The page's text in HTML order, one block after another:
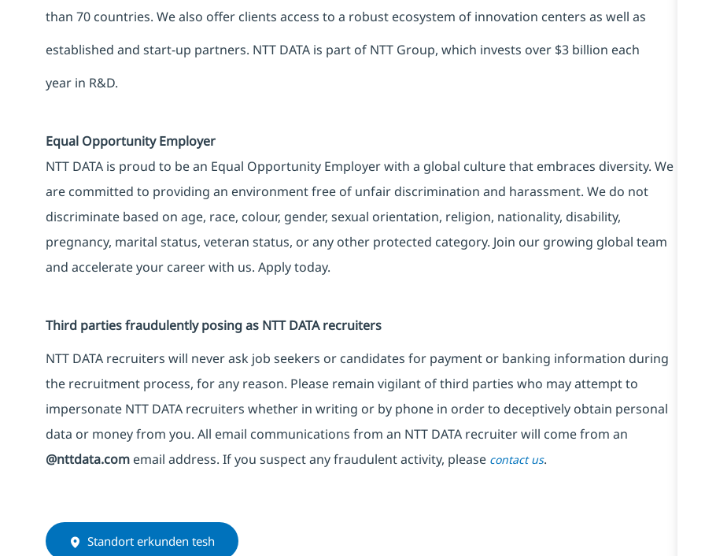
than 70 countries. We also offer clients access to a robust ecosystem of innovation centers as well as
established and start-up partners. NTT DATA is part of NTT Group, which invests over $3 billion each
year in R&D.
Equal Opportunity Employer
NTT DATA is proud to be an Equal Opportunity Employer with a global culture that embraces diversity. We
are committed to providing an environment free of unfair discrimination and harassment. We do not
discriminate based on age, race, colour, gender, sexual orientation, religion, nationality, disability,
pregnancy, marital status, veteran status, or any other protected category. Join our growing global team
and accelerate your career with us. Apply today.
Third parties fraudulently posing as NTT DATA recruiters
NTT DATA recruiters will never ask job seekers or candidates for payment or banking information during
the recruitment process, for any reason. Please remain vigilant of third parties who may attempt to
impersonate NTT DATA recruiters whether in writing or by phone in order to deceptively obtain personal
data or money from you. All email communications from an NTT DATA recruiter will come from an
@nttdata.com email address. If you suspect any fraudulent activity, please contact us.
Standort erkunden tesh